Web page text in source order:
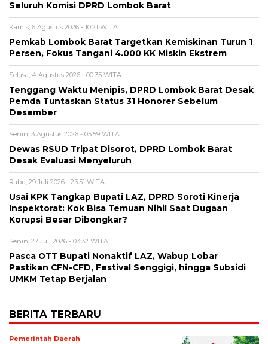
Seluruh Komisi DPRD Lombok Barat
Kamis, 6 Agustus 2026 - 10:21 WITA
Pemkab Lombok Barat Targetkan Kemiskinan Turun 1
Persen, Fokus Tangani 4.000 KK Miskin Ekstrem
Selasa, 4 Agustus 2026 - 00:35 WITA
Tenggang Waktu Menipis, DPRD Lombok Barat Desak
Pemda Tuntaskan Status 31 Honorer Sebelum
Desember
Senin, 3 Agustus 2026 - 05:59 WITA
Dewas RSUD Tripat Disorot, DPRD Lombok Barat
Desak Evaluasi Menyeluruh
Rabu, 29 Juli 2026 - 23:51 WITA
Usai KPK Tangkap Bupati LAZ, DPRD Soroti Kinerja
Inspektorat: Kok Bisa Temuan Nihil Saat Dugaan
Korupsi Besar Dibongkar?
Senin, 27 Juli 2026 - 03:32 WITA
Pasca OTT Bupati Nonaktif LAZ, Wabup Lobar
Pastikan CFN-CFD, Festival Senggigi, hingga Subsidi
UMKM Tetap Berjalan
BERITA TERBARU
Pemerintah Daerah